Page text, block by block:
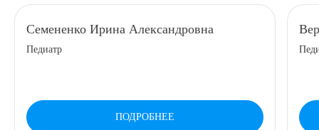
Семененко Ирина Александровна
Педиатр
ПОДРОБНЕЕ